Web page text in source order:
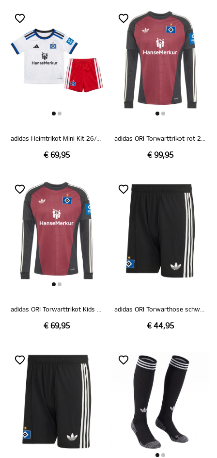
adidas Heimtrikot Mini Kit 26/27
€ 69,95
adidas ORI Torwarttrikot rot 26/27
€ 99,95
adidas ORI Torwarttrikot Kids rot 26/27
€ 69,95
adidas ORI Torwarthose schwarz 26/27
€ 44,95